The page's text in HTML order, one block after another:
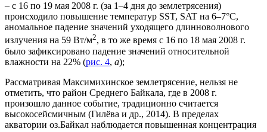
– с 16 по 19 мая 2008 г. (за 1–4 дня до землетрясения)
происходило повышение температур SST, SAT на 6–7°C,
аномальное падение значений уходящего длинноволнового
излучения на 59 Вт/м2, в то же время с 16 по 18 мая 2008 г.
было зафиксировано падение значений относительной
влажности на 22% (рис. 4, а);
Рассматривая Максимихинское землетрясение, нельзя не
отметить, что район Среднего Байкала, где в 2008 г.
произошло данное событие, традиционно считается
высокосейсмичным (Гилёва и др., 2014). В пределах
акватории оз.Байкал наблюдается повышенная концентрация